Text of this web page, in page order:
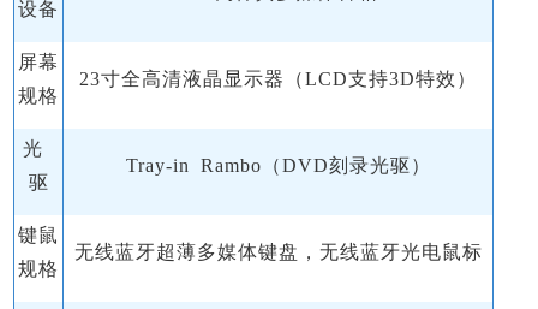
设备
屏幕
规格
23寸全高清液晶显示器（LCD支持3D特效）
光
驱
Tray-in Rambo（DVD刻录光驱）
键鼠
规格
无线蓝牙超薄多媒体键盘，无线蓝牙光电鼠标